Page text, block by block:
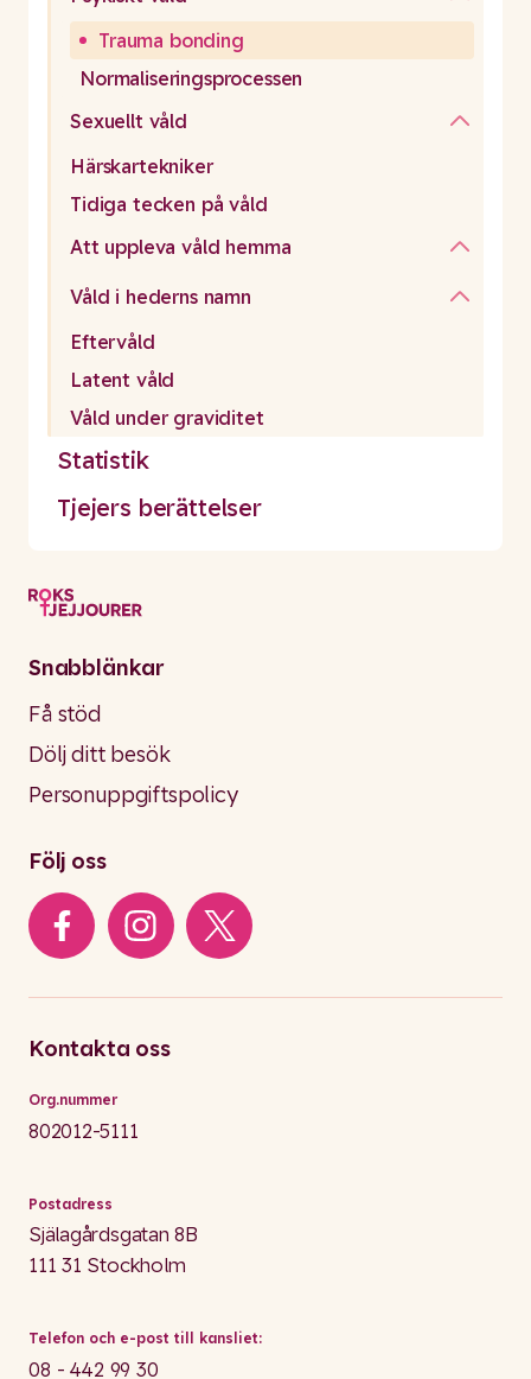
Trauma bonding
Normaliseringsprocessen
Sexuellt våld
Härskartekniker
Tidiga tecken på våld
Att uppleva våld hemma
Våld i hederns namn
Eftervåld
Latent våld
Våld under graviditet
Statistik
Tjejers berättelser
Snabblänkar
Få stöd
Dölj ditt besök
Personuppgiftspolicy
Följ oss
Kontakta oss
Org.nummer
802012-5111
Postadress
Själagårdsgatan 8B
111 31 Stockholm
Telefon och e-post till kansliet:
08 - 442 99 30